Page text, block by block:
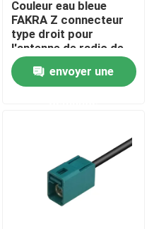
FAKRA
Couleur eau bleue
FAKRA Z connecteur
type droit pour
l'antenne de radio de
voiture
envoyer une